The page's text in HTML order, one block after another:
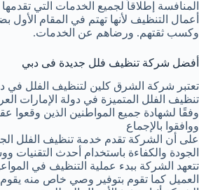
المنافسة إطلاقاً لجميع الخدمات التي تقدمها
أعمال التنظيف لأنها تهتم في المقام الأول
وكسب ثقتهم. ورضاهم عن الخدمات.
أفضل شركة تنظيف فلل جديدة فى دبي
تعتبر شركة الشرق كلين لتنظيف الفلل في
تنظيف الفلل المتميزة في دولة الإمارات
وفقًا لشهادة جميع المواطنين الذين وقعوا
ووافقوا بالإجماع
على أن الشركة تقدم خدمة تنظيف الفلل
الجودة والكفاءة باستخدام أحدث التقنيات
تتعهد الشركة ببدء عملية التنظيف في
العميل كما تقوم بتوفير وصي خاص منه